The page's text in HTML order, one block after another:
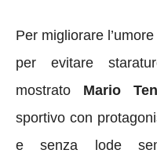
Per migliorare
per evitare
mostrato Mario
sportivo con
e senza lode